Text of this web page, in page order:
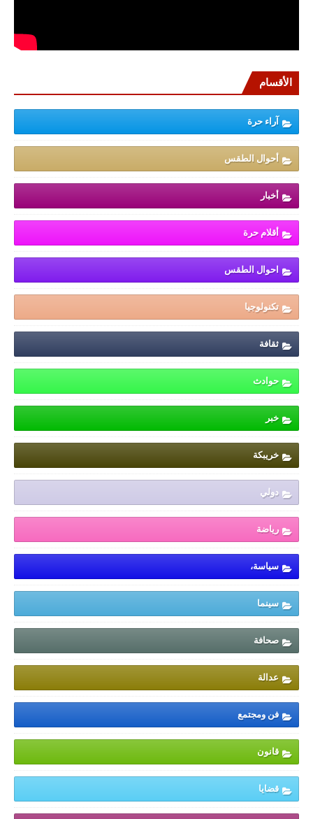
الأقسام
آراء حرة
أحوال الطقس
أخبار
أقلام حرة
احوال الطقس
تكنولوجيا
ثقافة
حوادث
خبر
خريبكة
دولي
رياضة
سياسة،
سينما
صحافة
عدالة
فن ومجتمع
قانون
قضايا